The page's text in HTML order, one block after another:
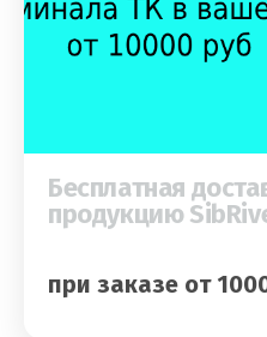
Бесплатная
продукцию
при заказе от